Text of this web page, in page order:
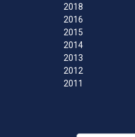
2018
2016
2015
2014
2013
2012
2011